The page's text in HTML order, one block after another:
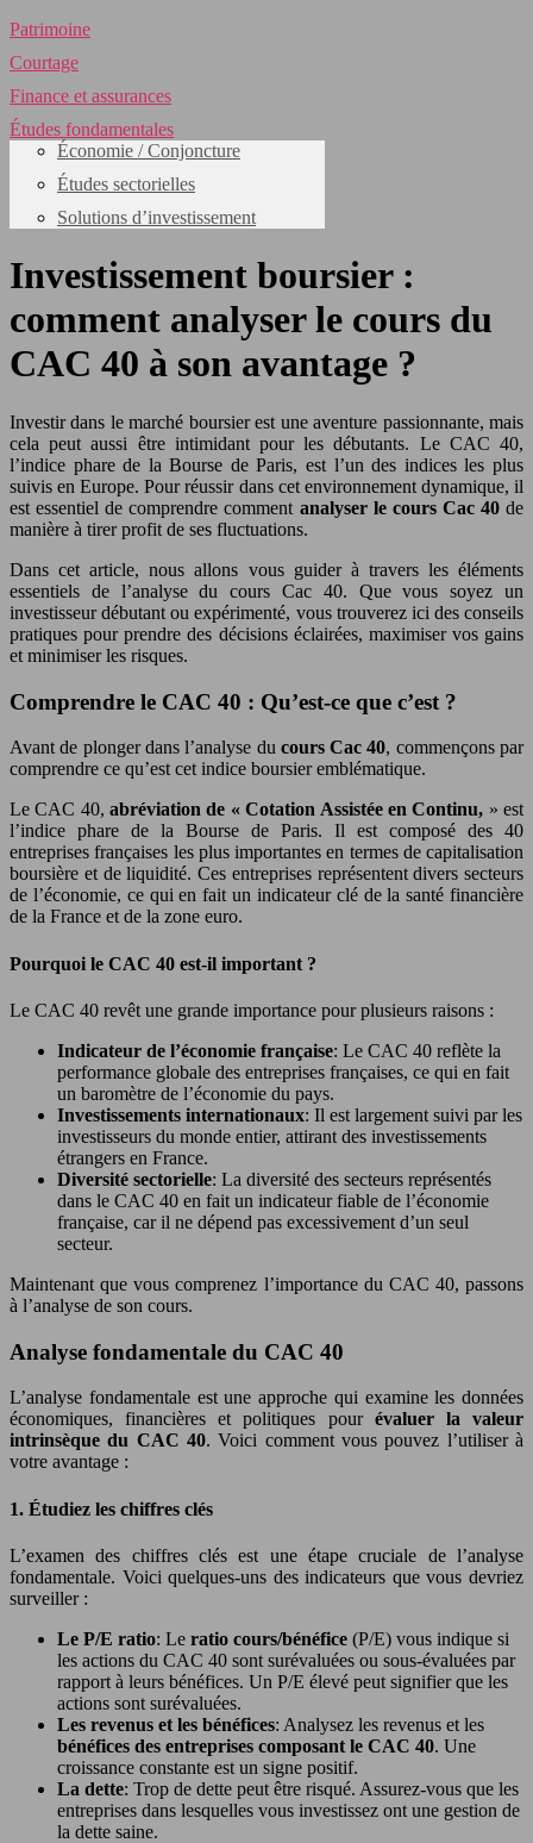
Patrimoine
Courtage
Finance et assurances
Études fondamentales
Économie / Conjoncture
Études sectorielles
Solutions d’investissement
Investissement boursier :
comment analyser le cours du
CAC 40 à son avantage ?
Investir dans le marché boursier est une aventure passionnante, mais
cela peut aussi être intimidant pour les débutants. Le CAC 40,
l’indice phare de la Bourse de Paris, est l’un des indices les plus
suivis en Europe. Pour réussir dans cet environnement dynamique, il
est essentiel de comprendre comment analyser le cours Cac 40de
manière à tirer profit de ses fluctuations.
Dans cet article, nous allons vous guider à travers les éléments
essentiels de l’analyse du cours Cac 40. Que vous soyez un
investisseur débutant ou expérimenté, vous trouverez ici des conseils
pratiques pour prendre des décisions éclairées, maximiser vos gains
et minimiser les risques.
Comprendre le CAC 40 : Qu’est-ce que c’est ?
Avant de plonger dans l’analyse du cours Cac 40, commençons par
comprendre ce qu’est cet indice boursier emblématique.
Le CAC 40,abréviation de « Cotation Assistée en Continu, » est
l’indice phare de la Bourse de Paris. Il est composé des 40
entreprises françaises les plus importantes en termes de capitalisation
boursière et de liquidité. Ces entreprises représentent divers secteurs
de l’économie, ce qui en fait un indicateur clé de la santé financière
de la France et de la zone euro.
Pourquoi le CAC 40 est-il important ?
Le CAC 40 revêt une grande importance pour plusieurs raisons :
Indicateur de l’économie française: Le CAC 40 reflète la
performance globale des entreprises françaises, ce qui en fait
un baromètre de l’économie du pays.
Investissements internationaux: Il est largement suivi par les
investisseurs du monde entier, attirant des investissements
étrangers en France.
Diversité sectorielle: La diversité des secteurs représentés
dans le CAC 40 en fait un indicateur fiable de l’économie
française, car il ne dépend pas excessivement d’un seul
secteur.
Maintenant que vous comprenez l’importance du CAC 40, passons
à l’analyse de son cours.
Analyse fondamentale du CAC 40
L’analyse fondamentale est une approche qui examine les données
économiques, financières et politiques pour évaluer la valeur
intrinsèque du CAC 40. Voici comment vous pouvez l’utiliser à
votre avantage :
1. Étudiez les chiffres clés
L’examen des chiffres clés est une étape cruciale de l’analyse
fondamentale. Voici quelques-uns des indicateurs que vous devriez
surveiller :
Le P/E ratio: Le ratio cours/bénéfice (P/E) vous indique si
les actions du CAC 40 sont surévaluées ou sous-évaluées par
rapport à leurs bénéfices. Un P/E élevé peut signifier que les
actions sont surévaluées.
Les revenus et les bénéfices: Analysez les revenus et les
bénéfices des entreprises composant le CAC 40. Une
croissance constante est un signe positif.
La dette: Trop de dette peut être risqué. Assurez-vous que les
entreprises dans lesquelles vous investissez ont une gestion de
la dette saine.